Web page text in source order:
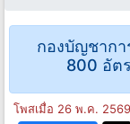
กองบัญชาก
800 อัต
โพสเมื่อ 26 พ.ค.